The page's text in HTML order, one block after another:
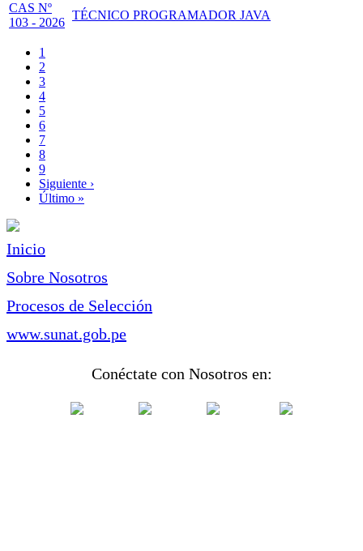
CAS Nº
103 - 2026
TÉCNICO PROGRAMADOR JAVA
Paginación
Página
actual
1
Page
2
Page
3
Page
4
Page
5
Page
6
Page
7
Page
8
Page
9
Siguiente
página
Siguiente ›
Última
Último »
Inicio
Sobre Nosotros
Procesos de Selección
www.sunat.gob.pe
Conéctate con Nosotros en: